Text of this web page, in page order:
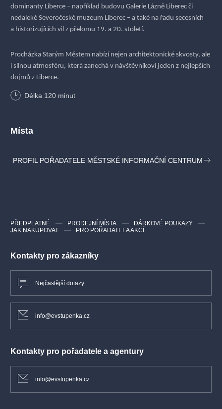
dominanty Liberce – například budovu Galerie Lázně Liberec či
nedaleké Severočeské muzeum Liberec – a také na řadu secesních
a historizujících vil z přelomu 19. a 20. století.
Procházka Starým Městem nabízí nejen architektonické skvosty, ale
i silnou atmosféru, která zanechá v návštěvníkovi jeden z nejlepších
dojmů z Liberce.
Délka 120 minut
Místa
PROFIL POŘADATELE MĚSTSKÉ INFORMAČNÍ CENTRUM
Kontakty pro zákazníky
Nejčastější dotazy
info@evstupenka.cz
Kontakty pro pořadatele a agentury
info@evstupenka.cz
PŘEDPLATNÉ PRODEJNÍ MÍSTA
DÁRKOVÉ POUKAZY
JAK NAKUPOVAT
PRO POŘADATELA AKCÍ